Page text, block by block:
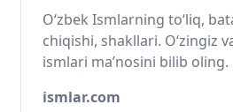
O‘zbek Ismlarning to‘liq,
chiqishi, shakllari. O‘zingiz
ismlari ma’nosini bilib oling.
ismlar.com